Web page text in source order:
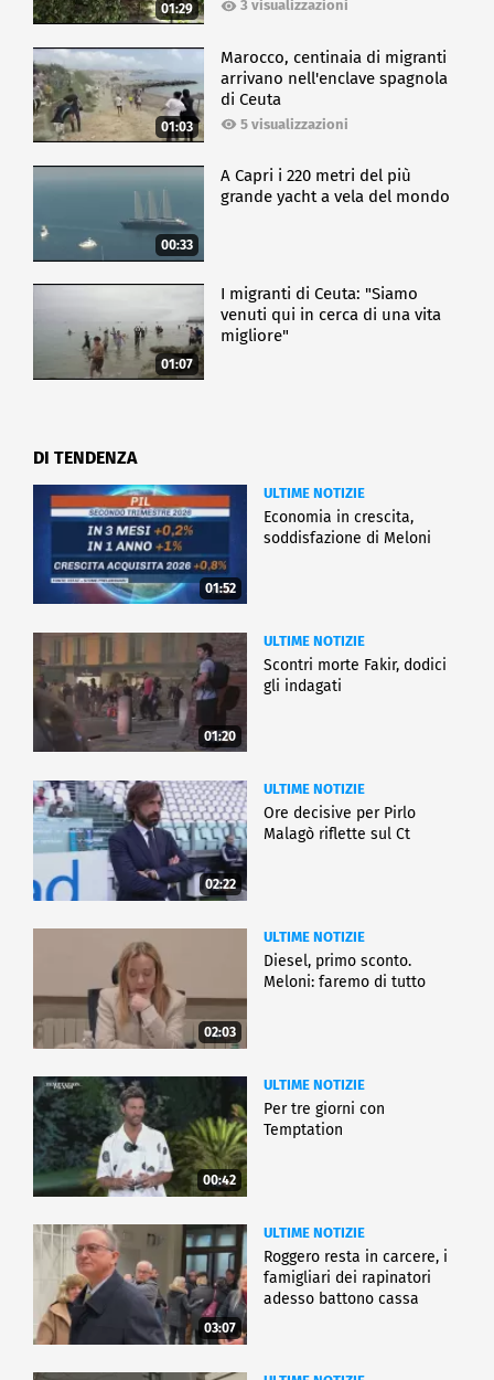
01:29 3 visualizzazioni
01:03
Marocco, centinaia di migranti
arrivano nell'enclave spagnola
di Ceuta
5 visualizzazioni
00:33
A Capri i 220 metri del più
grande yacht a vela del mondo
01:07
I migranti di Ceuta: "Siamo
venuti qui in cerca di una vita
migliore"
DI TENDENZA
01:52
ULTIME NOTIZIE
Economia in crescita,
soddisfazione di Meloni
01:20
ULTIME NOTIZIE
Scontri morte Fakir, dodici
gli indagati
02:22
ULTIME NOTIZIE
Ore decisive per Pirlo
Malagò riflette sul Ct
02:03
ULTIME NOTIZIE
Diesel, primo sconto.
Meloni: faremo di tutto
00:42
ULTIME NOTIZIE
Per tre giorni con
Temptation
03:07
ULTIME NOTIZIE
Roggero resta in carcere, i
famigliari dei rapinatori
adesso battono cassa